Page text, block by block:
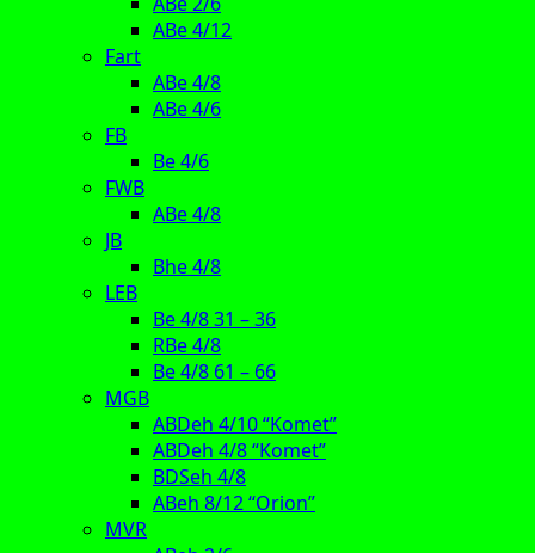
ABe 4/12
Fart
ABe 4/8
ABe 4/6
FB
Be 4/6
FWB
ABe 4/8
JB
Bhe 4/8
LEB
Be 4/8 31 – 36
RBe 4/8
Be 4/8 61 – 66
MGB
ABDeh 4/10 “Komet”
ABDeh 4/8 “Komet”
BDSeh 4/8
ABeh 8/12 “Orion”
MVR